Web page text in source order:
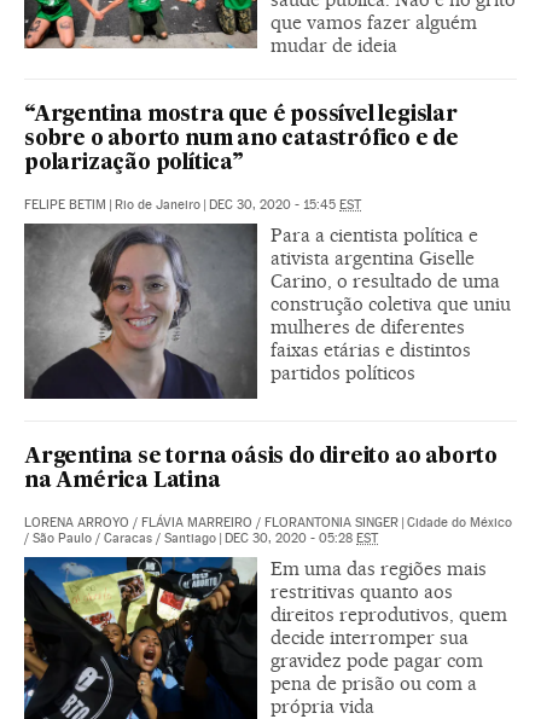
que vamos fazer alguém
mudar de ideia
“Argentina mostra que é possível legislar
sobre o aborto num ano catastrófico e de
polarização política”
FELIPE BETIM | Rio de Janeiro | DEC 30, 2020 - 15:45 EST
Para a cientista política e
ativista argentina Giselle
Carino, o resultado de uma
construção coletiva que uniu
mulheres de diferentes
faixas etárias e distintos
partidos políticos
Argentina se torna oásis do direito ao aborto
na América Latina
LORENA ARROYO / FLÁVIA MARREIRO / FLORANTONIA SINGER | Cidade do México
/ São Paulo / Caracas / Santiago | DEC 30, 2020 - 05:28 EST
Em uma das regiões mais
restritivas quanto aos
direitos reprodutivos, quem
decide interromper sua
gravidez pode pagar com
pena de prisão ou com a
própria vida